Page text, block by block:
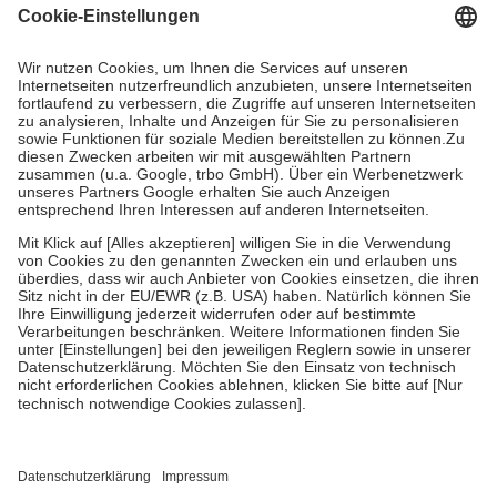
Grundsätzlich leisten Mitglieder Zuzahlungen in Höhe von zehn
höchstens zehn Euro.
Es sind jedoch nie mehr als die tatsächlichen
Kosten der Leistung zu entrichten.
Diese Regeln gelten grundsätzlich auch für Online-Apotheken.
Bei Heilmitteln und häuslicher Krankenpflege beträgt die
Zuzahlung zehn Prozent der Kosten sowie zehn Euro je
Verordnung.
Um das Engagement der Versicherten für ihre eigene Gesundheit zu
stärken und die besondere Stellung der Familie zu unterstützen,
fallenkeine Zuzahlungenan bei:
• Kindern und Jugendlichen bis zum vollendeten 18. Lebensjahr
mit Ausnahme der Fahrkosten
• Untersuchungen zur Vorsorge und Früherkennung, die von der
GKV getragen werden
• empfohlenen Schutzimpfungen
• Harn- und Blutteststreifen
getroffen, um sicherzustellen, dass es sich um echte Bewertungen